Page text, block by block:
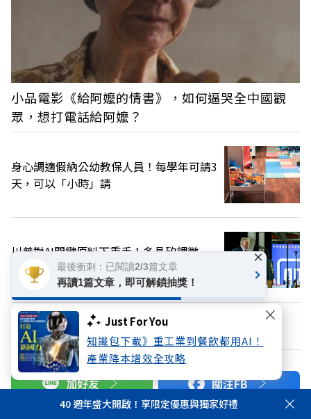
Just For You
知識包下載》重工業到餐飲都用AI！
產業降本增效全攻略
小品電影《給阿嬤的情書》，如何逼哭全中國觀
眾，想打電話給阿嬤？
身心調適假納公幼教保人員！每學年可請3
天，可以「小時」請
川普對AI關鍵原料下重手！多晶矽課徵
15％關稅，台灣也適用
換個主題看看
加好友 關注FB
40 週年盛大開啟！享限定優惠與獨家好禮
最後衝刺：已閱讀2/3篇文章
再讀1篇文章，即可解鎖抽獎！
×